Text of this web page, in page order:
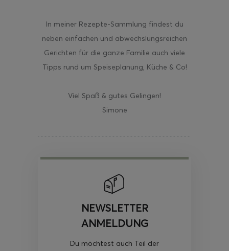
In meiner Rezepte-Sammlung findest du
neben einfachen und abwechslungsreichen
Gerichten für die ganze Familie auch viele
Tipps rund um Speiseplanung, Küche & Co!
Viel Spaß & gutes Gelingen!
Simone
NEWSLETTER
ANMELDUNG
Du möchtest auch Teil der